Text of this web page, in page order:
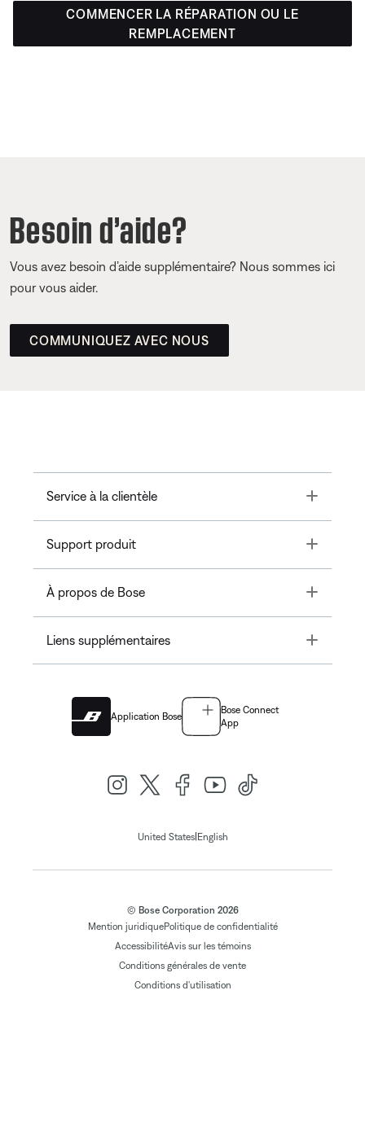
COMMENCER LA RÉPARATION OU LE
REMPLACEMENT
Besoin d’aide?
Vous avez besoin d’aide supplémentaire? Nous sommes ici
pour vous aider.
COMMUNIQUEZ AVEC NOUS
Service à la clientèle Toggle
Support produit Toggle
À propos de Bose Toggle
Liens supplémentaires Toggle
Application Bose
Bose Connect
App
United States|English
© Bose Corporation 2026
Mention juridiquePolitique de confidentialité
AccessibilitéAvis sur les témoins
Conditions générales de vente
Conditions d'utilisation